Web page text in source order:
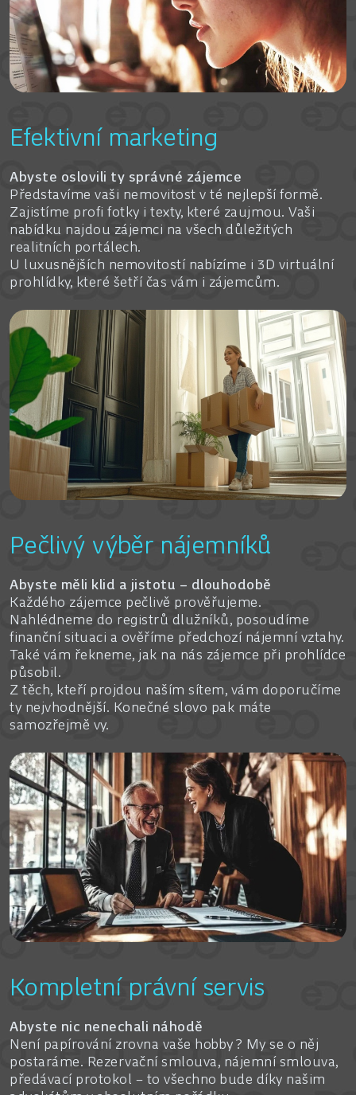
Efektivní marketing
Abyste oslovili ty správné zájemce
Představíme vaši nemovitost v té nejlepší formě.
Zajistíme profi fotky i texty, které zaujmou. Vaši
nabídku najdou zájemci na všech důležitých
realitních portálech.
U luxusnějších nemovitostí nabízíme i 3D virtuální
prohlídky, které šetří čas vám i zájemcům.
Pečlivý výběr nájemníků
Abyste měli klid a jistotu – dlouhodobě
Každého zájemce pečlivě prověřujeme.
Nahlédneme do registrů dlužníků, posoudíme
finanční situaci a ověříme předchozí nájemní vztahy.
Také vám řekneme, jak na nás zájemce při prohlídce
působil.
Z těch, kteří projdou naším sítem, vám doporučíme
ty nejvhodnější. Konečné slovo pak máte
samozřejmě vy.
Kompletní právní servis
Abyste nic nenechali náhodě
Není papírování zrovna vaše hobby? My se o něj
postaráme. Rezervační smlouva, nájemní smlouva,
předávací protokol – to všechno bude díky našim